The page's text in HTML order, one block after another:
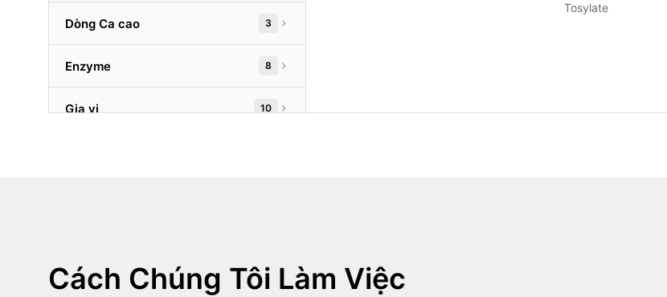
Dòng Ca cao 3
Enzyme 8
Gia vị 10
Nguyên liệu từ sữa 16
Tosylate
Cách Chúng Tôi Làm Việc